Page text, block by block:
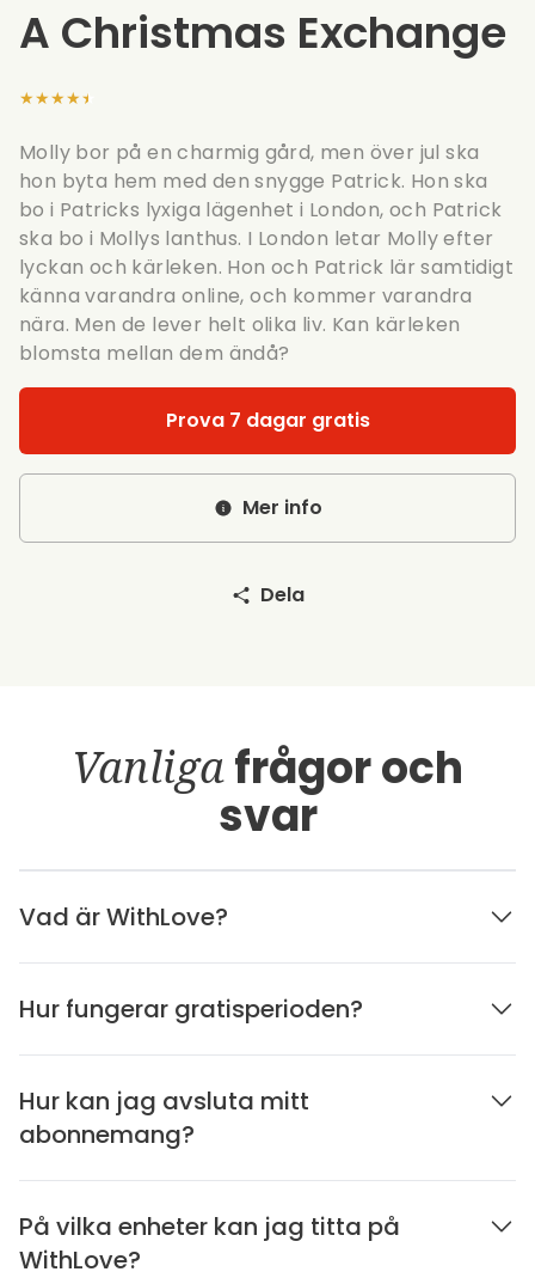
A Christmas Exchange
★★★★★
Molly bor på en charmig gård, men över jul ska
hon byta hem med den snygge Patrick. Hon ska
bo i Patricks lyxiga lägenhet i London, och Patrick
ska bo i Mollys lanthus. I London letar Molly efter
lyckan och kärleken. Hon och Patrick lär samtidigt
känna varandra online, och kommer varandra
nära. Men de lever helt olika liv. Kan kärleken
blomsta mellan dem ändå?
Prova 7 dagar gratis
Mer info
Dela
Vanligafrågor och
svar
Vad är WithLove?
Hur fungerar gratisperioden?
Hur kan jag avsluta mitt
abonnemang?
På vilka enheter kan jag titta på
WithLove?